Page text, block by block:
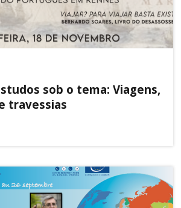
sob o tema: Viagens,
travessias